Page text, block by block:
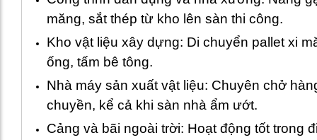
măng, sắt thép từ kho lên sàn thi công.
Kho vật liệu xây dựng: Di chuyển pallet xi
ống, tấm bê tông.
Nhà máy sản xuất vật liệu: Chuyên chở
chuyền, kể cả khi sàn nhà ẩm ướt.
Cảng và bãi ngoài trời: Hoạt động tốt trong